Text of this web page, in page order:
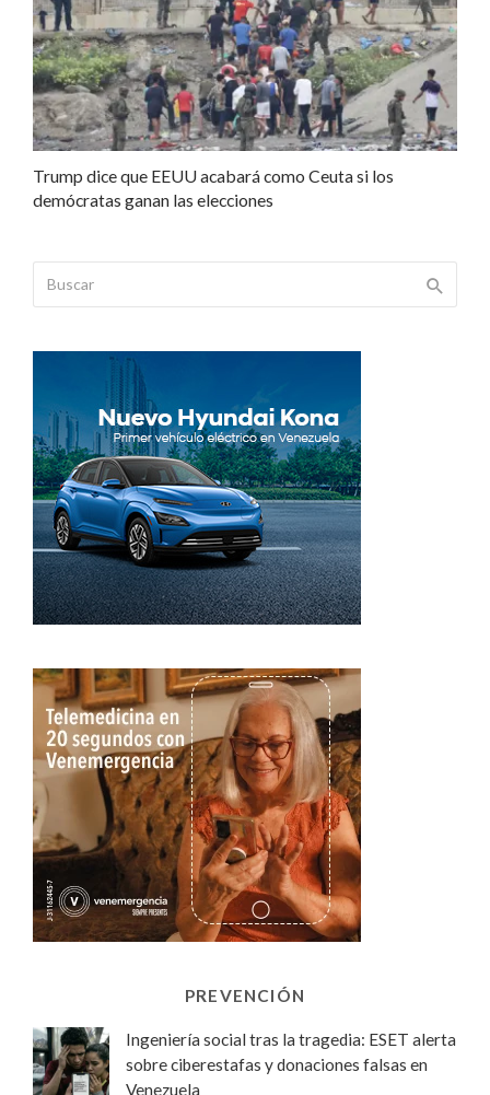
Trump dice que EEUU acabará como Ceuta si los
demócratas ganan las elecciones
PREVENCIÓN
Ingeniería social tras la tragedia: ESET alerta
sobre ciberestafas y donaciones falsas en
Venezuela